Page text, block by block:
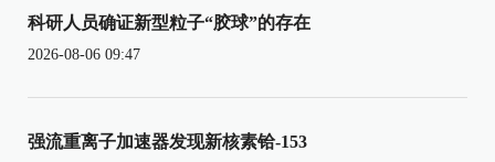
科研人员确证新型粒子“胶球”的存在
2026-08-06 09:47
强流重离子加速器发现新核素铪-153